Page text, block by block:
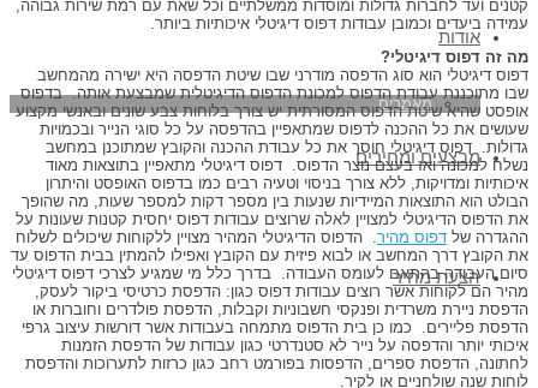
אודות
מאמרים
מבצעים ומחירים
הצעת מחיר
קטנים ועד לחברות גדולות ומוסדות ממשלתיים וכל שאת עם רמת שירות גבוהה,
עמידה ביעדים וכמובן עבודות דפוס דיגיטלי איכותיות ביותר.
מה זה דפוס דיגיטלי?
דפוס דיגיטלי הוא סוג הדפסה מודרני שבו שיטת הדפסה היא ישירה מהמחשב
שבו מתוכננת עבודת הדפוס למכונת הדפוס הדיגיטלית שמבצעת אותה. בדפוס
אופסט שהיא שיטת הדפוס המסורתית יש צורך בלוחות צבע שונים ובאנשי מקצוע
שעושים את כל ההכנה לדפוס שמתאפיין בהדפסה על כל סוגי הנייר ובכמויות
גדולות. דפוס דיגיטלי חוסך את כל עבודת ההכנה והקובץ שמתוכנן במחשב
נשלח למכונה ואז בעצם נוצר הדפוס. דפוס דיגיטלי מתאפיין בתוצאות מאוד
איכותיות ומדויקות, ללא צורך בניסוי וטעיה רבים כמו בדפוס האופסט והיתרון
הבולט הוא התוצאות המיידיות שנעות בין מספר דקות למספר שעות, מה שהופך
את הדפוס הדיגיטלי למצויין לאלה שרוצים עבודות דפוס יחסית קטנות שעונות על
ההגדרה של דפוס מהיר. הדפוס הדיגיטלי המהיר מצויין ללקוחות שיכולים לשלוח
את הקובץ דרך המחשב או לבוא פיזית עם הקובץ ואפילו להמתין בבית הדפוס עד
סיום העבודה בהתאם לעומס העבודה. בדרך כלל מי שמגיע לצרכי דפוס דיגיטלי
מהיר הם לקוחות אשר רוצים עבודות דפוס כגון: הדפסת כרטיסי ביקור לעסק,
הדפסת ניירת משרדית ופנקסי חשבוניות וקבלות, הדפסת פולדרים וחוברות או
הדפסת פליירים. כמו כן בית הדפוס מתמחה בעבודות אשר דורשות עיצוב גרפי
איכותי יותר והדפסה על נייר לא סטנדרטי כגון עבודות של הדפסת הזמנות
לחתונה, הדפסת ספרים, הדפסות בפורמט רחב כגון כרזות לתערוכות והדפסת
לוחות שנה שולחניים או לקיר.